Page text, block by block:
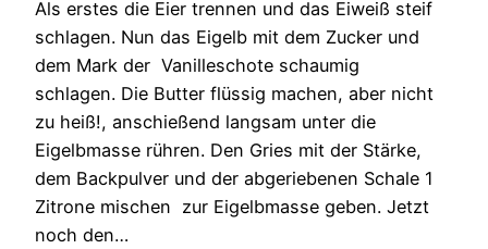
Als erstes die Eier trennen und das Eiweiß steif
schlagen. Nun das Eigelb mit dem Zucker und
dem Mark der Vanilleschote schaumig
schlagen. Die Butter flüssig machen, aber nicht
zu heiß!, anschießend langsam unter die
Eigelbmasse rühren. Den Gries mit der Stärke,
dem Backpulver und der abgeriebenen Schale 1
Zitrone mischen zur Eigelbmasse geben. Jetzt
noch den…